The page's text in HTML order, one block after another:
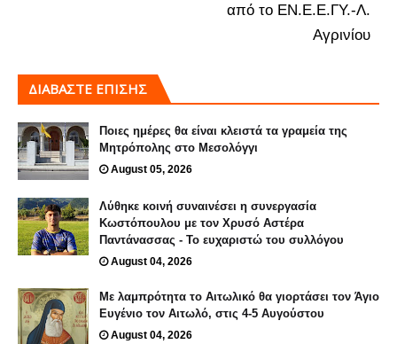
από το ΕΝ.Ε.Ε.ΓΥ.-Λ.
Αγρινίου
ΔΙΑΒΑΣΤΕ ΕΠΙΣΗΣ
Ποιες ημέρες θα είναι κλειστά τα γραμεία της
Μητρόπολης στο Μεσολόγγι
August 05, 2026
Λύθηκε κοινή συναινέσει η συνεργασία
Κωστόπουλου με τον Χρυσό Αστέρα
Παντάνασσας - Το ευχαριστώ του συλλόγου
August 04, 2026
Με λαμπρότητα το Αιτωλικό θα γιορτάσει τον Άγιο
Ευγένιο τον Αιτωλό, στις 4-5 Αυγούστου
August 04, 2026